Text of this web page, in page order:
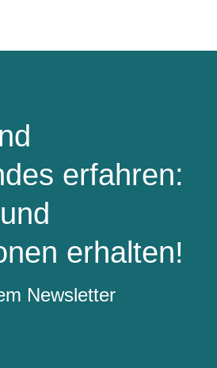
erfahren:
erhalten!
Newsletter